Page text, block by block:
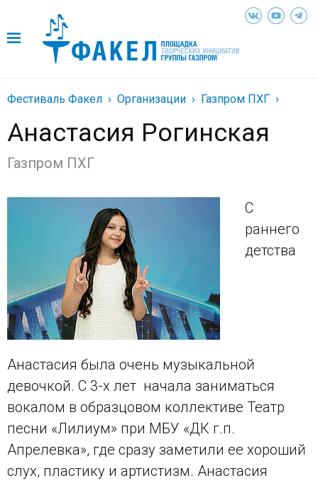
Фестиваль Факел Организации Газпром ПХГ
Анастасия Рогинская
Газпром ПХГ
С
раннего
детства
Анастасия была очень музыкальной
девочкой. С 3-х лет начала заниматься
вокалом в образцовом коллективе Театр
песни «Лилиум» при МБУ «ДК г.п.
Апрелевка», где сразу заметили ее хороший
слух, пластику и артистизм. Анастасия